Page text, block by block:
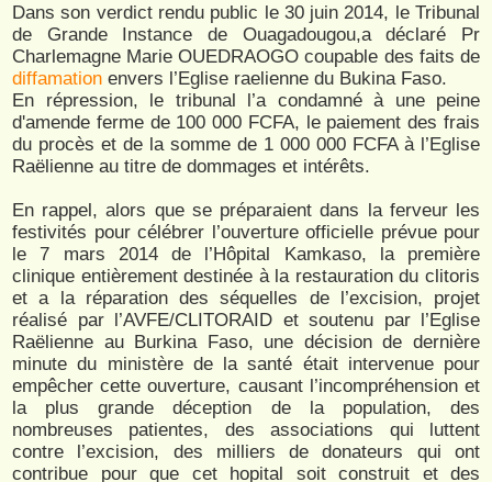
Dans son verdict rendu public le 30 juin 2014, le Tribunal
de Grande Instance de Ouagadougou,a déclaré Pr
Charlemagne Marie OUEDRAOGO coupable des faits de
diffamation envers l’Eglise raelienne du Bukina Faso.
En répression, le tribunal l’a condamné à une peine
d'amende ferme de 100 000 FCFA, le paiement des frais
du procès et de la somme de 1 000 000 FCFA à l’Eglise
Raëlienne au titre de dommages et intérêts.
En rappel, alors que se préparaient dans la ferveur les
festivités pour célébrer l’ouverture officielle prévue pour
le 7 mars 2014 de l’Hôpital Kamkaso, la première
clinique entièrement destinée à la restauration du clitoris
et a la réparation des séquelles de l’excision, projet
réalisé par l’AVFE/CLITORAID et soutenu par l’Eglise
Raëlienne au Burkina Faso, une décision de dernière
minute du ministère de la santé était intervenue pour
empêcher cette ouverture, causant l’incompréhension et
la plus grande déception de la population, des
nombreuses patientes, des associations qui luttent
contre l’excision, des milliers de donateurs qui ont
contribue pour que cet hopital soit construit et des